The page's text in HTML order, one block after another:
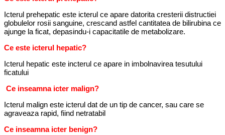
Icterul prehepatic este icterul ce apare datorita cresterii distructiei
globulelor rosii sanguine, crescand astfel cantitatea de bilirubina ce
ajunge la ficat, depasindu-i capacitatile de metabolizare.
Ce este icterul hepatic?
Icterul hepatic este incterul ce apare in imbolnavirea tesutului
ficatului
Ce inseamna icter malign?
Icterul malign este icterul dat de un tip de cancer, sau care se
agraveaza rapid, fiind netratabil
Ce inseamna icter benign?